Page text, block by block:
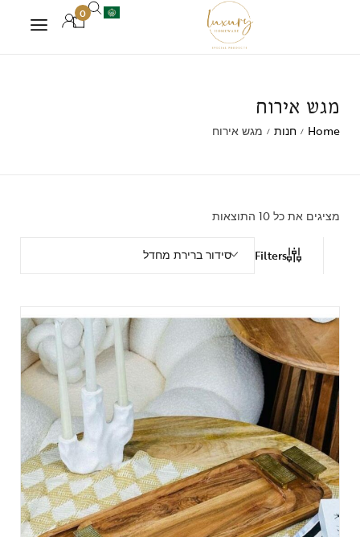
0
מגש אירוח
Home
/ חנות / מגש אירוח
מציגים את כל ⁦10⁩ התוצאות
Filters סידור ברירת מחדל